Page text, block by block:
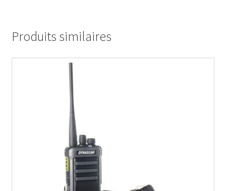
Produits similaires